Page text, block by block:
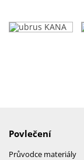
Povlečení
Průvodce materiály